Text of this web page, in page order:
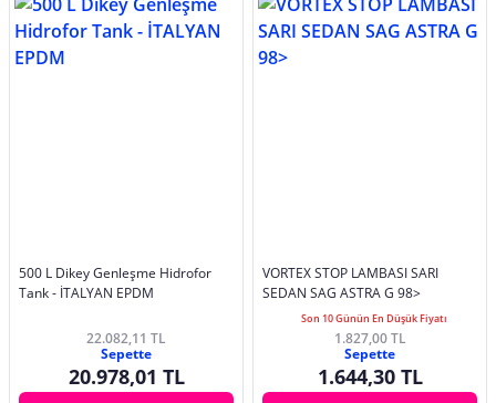
500 L Dikey Genleşme Hidrofor
Tank - İTALYAN EPDM
22.082,11 TL
Sepette
20.978,01 TL
VORTEX STOP LAMBASI SARI
SEDAN SAG ASTRA G 98>
Son 10 Günün En Düşük Fiyatı
1.827,00 TL
Sepette
1.644,30 TL